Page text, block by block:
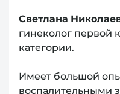
Светлана
гинеколог первой
категории.
Имеет большой
воспалительными